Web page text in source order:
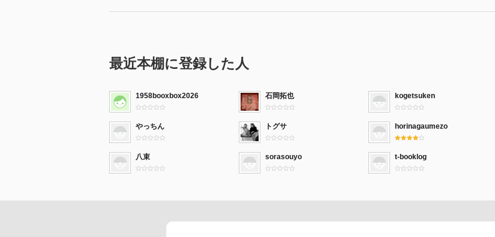
最近本棚に登録した人
1958booxbox2026 石岡拓也 kogetsuken
やっちん トグサ horinagaumezo
八束 sorasouyo t-booklog